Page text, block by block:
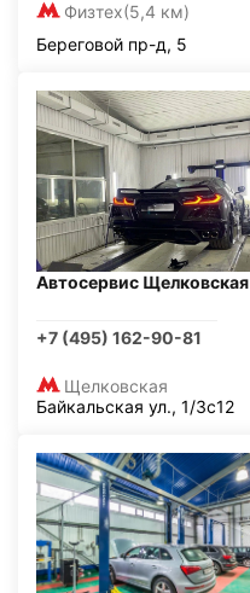
Физтех(5,4 км)
Береговой пр-д, 5
Автосервис Щелковская
+7 (495) 162-90-81
Щелковская
Байкальская ул., 1/3с12